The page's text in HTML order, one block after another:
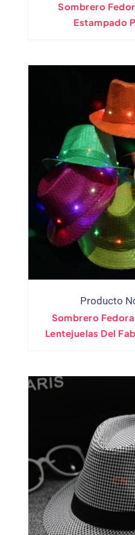
Sombrero
Estampado
Producto
Sombrero
Lentejuelas Del